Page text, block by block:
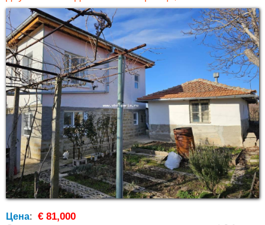
Цена: € 81,000